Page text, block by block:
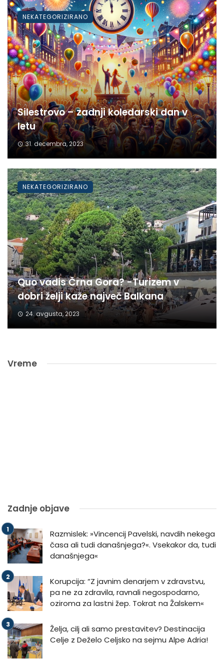
Silestrovo – zadnji koledarski dan v
letu
31. decembra, 2023
NEKATEGORIZIRANO
Quo vadis Črna Gora? -Turizem v
dobri želji kaže največ Balkana
24. avgusta, 2023
NEKATEGORIZIRANO
Vreme
Zadnje objave
Razmislek: »Vincencij Pavelski, navdih nekega
časa ali tudi današnjega?«. Vsekakor da, tudi
današnjega«
Korupcija: “Z javnim denarjem v zdravstvu,
pa ne za zdravila, ravnali negospodarno,
oziroma za lastni žep. Tokrat na Žalskem«
Želja, cilj ali samo prestavitev? Destinacija
Celje z Deželo Celjsko na sejmu Alpe Adria!